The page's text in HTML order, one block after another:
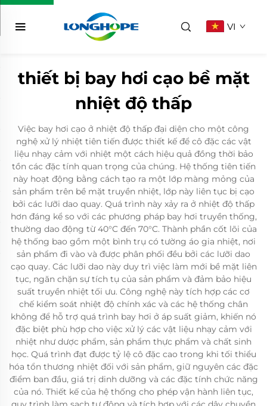
VI
thiết bị bay hơi cạo bề mặt
nhiệt độ thấp
Việc bay hơi cạo ở nhiệt độ thấp đại diện cho một công
nghệ xử lý nhiệt tiên tiến được thiết kế để cô đặc các vật
liệu nhạy cảm với nhiệt một cách hiệu quả đồng thời bảo
tồn các đặc tính quan trọng của chúng. Hệ thống tiên tiến
này hoạt động bằng cách tạo ra một lớp màng mỏng của
sản phẩm trên bề mặt truyền nhiệt, lớp này liên tục bị cạo
bởi các lưỡi dao quay. Quá trình này xảy ra ở nhiệt độ thấp
hơn đáng kể so với các phương pháp bay hơi truyền thống,
thường dao động từ 40°C đến 70°C. Thành phần cốt lõi của
hệ thống bao gồm một bình trụ có tường áo gia nhiệt, nơi
sản phẩm đi vào và được phân phối đều bởi các lưỡi dao
cạo quay. Các lưỡi dao này duy trì việc làm mới bề mặt liên
tục, ngăn chặn sự tích tụ của sản phẩm và đảm bảo hiệu
suất truyền nhiệt tối ưu. Công nghệ này tích hợp các cơ
chế kiểm soát nhiệt độ chính xác và các hệ thống chân
không để hỗ trợ quá trình bay hơi ở áp suất giảm, khiến nó
đặc biệt phù hợp cho việc xử lý các vật liệu nhạy cảm với
nhiệt như dược phẩm, sản phẩm thực phẩm và chất sinh
học. Quá trình đạt được tỷ lệ cô đặc cao trong khi tối thiểu
hóa tổn thương nhiệt đối với sản phẩm, giữ nguyên các đặc
điểm ban đầu, giá trị dinh dưỡng và các đặc tính chức năng
của nó. Thiết kế của hệ thống cho phép vận hành liên tục,